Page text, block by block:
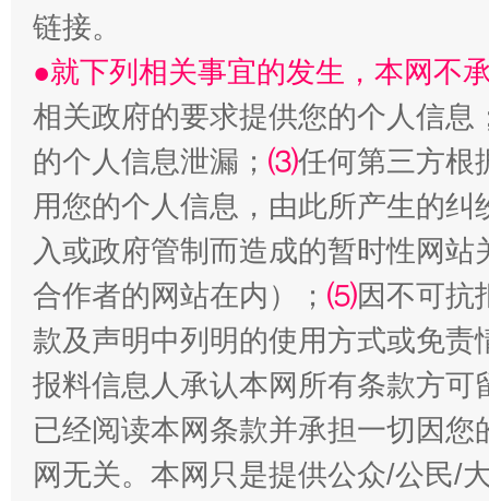
揭批美国五大"原罪" "炒
链接。
●就下列相关事宜的发生，本网不
相关政府的要求提供您的个人信息
的个人信息泄漏； ⑶任何第三方根
用您的个人信息，由此所产生的纠
入或政府管制而造成的暂时性网
合作者的网站在内）； ⑸因不可抗
款及声明中列明的使用方式或免责
报料信息人承认本网所有条款方
已经阅读本网条款并承担一切因
网无关。本网只是提供公众/公民/